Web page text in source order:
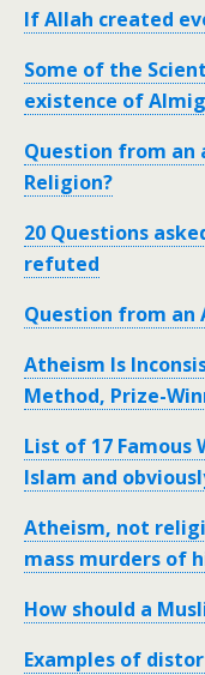
If Allah created
Some of the
existence of
Question from an
Religion?
20 Questions
refuted
Question from an
Atheism Is
Method, Prize-
List of 17 Famous
Islam and
Atheism, not
mass murders of
How should a
Examples of